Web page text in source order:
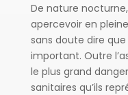
De nature
apercevoir en
sans doute dire
important. Outre
le plus grand
sanitaires qu’ils